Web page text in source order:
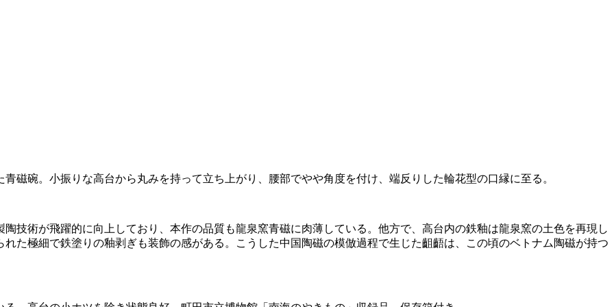
磁碗。小振りな高台から丸みを持って立ち上がり、腰部でやや角度を付け、端反りした輪花型の口縁に至る。
技術が飛躍的に向上しており、本作の品質も龍泉窯青磁に肉薄している。他方で、高台内の鉄釉は龍泉窯の土色を再現し
た極細で鉄塗りの釉剥ぎも装飾の感がある。こうした中国陶磁の模倣過程で生じた齟齬は、この頃のベトナム陶磁が持つ